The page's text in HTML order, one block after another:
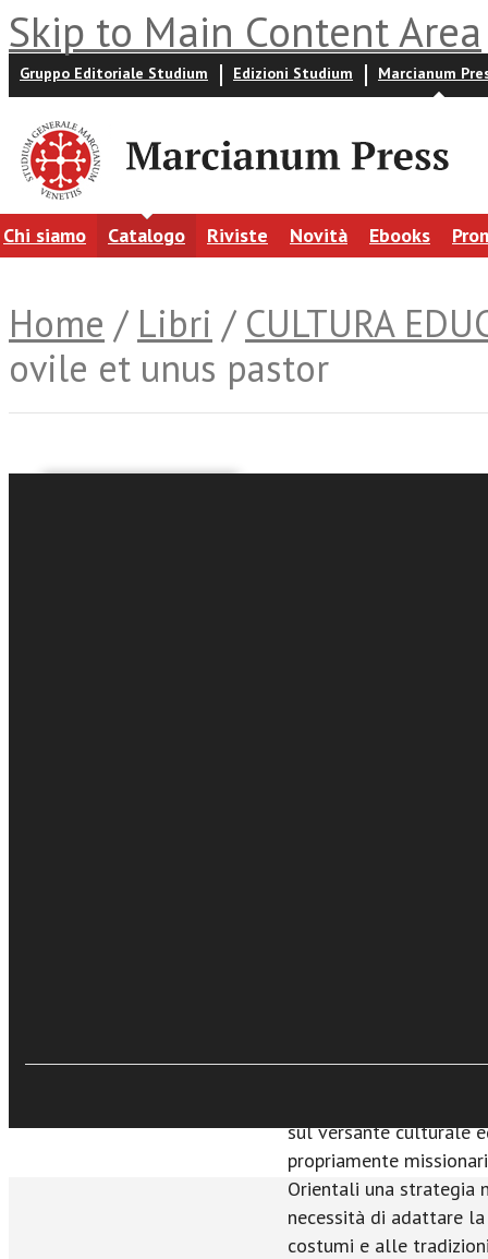
Skip to Main Content Area
Gruppo Editoriale Studium Edizioni Studium Marcianum
Chi siamo Catalogo Riviste Novità Ebooks
Home / Libri / CULTURA
ovile et unus pastor
sul versante culturale
propriamente
Orientali una strategia
necessità di adattare
costumi e alle